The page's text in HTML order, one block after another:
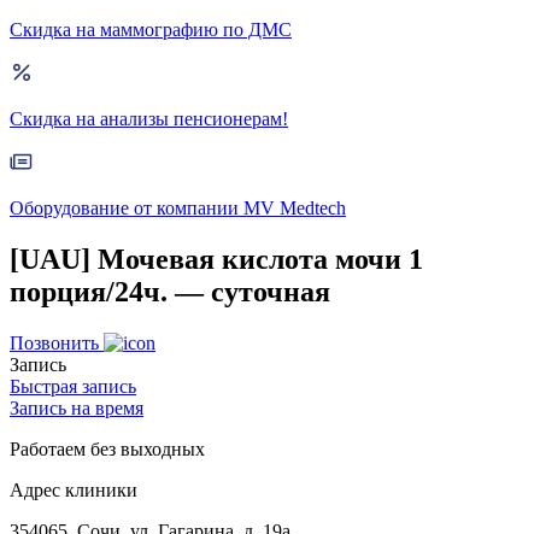
Скидка на маммографию по ДМС
Скидка на анализы пенсионерам!
Оборудование от компании MV Medtech
[UAU] Мочевая кислота мочи 1
порция/24ч. — суточная
Позвонить
Запись
Быстрая запись
Запись на время
Работаем без выходных
Адрес клиники